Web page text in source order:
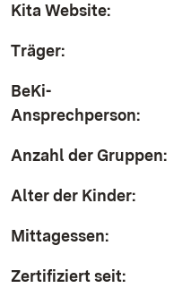
Kita Website:
Träger:
BeKi-
Ansprechperson:
Anzahl der Gruppen:
Alter der Kinder:
Mittagessen:
Zertifiziert seit: